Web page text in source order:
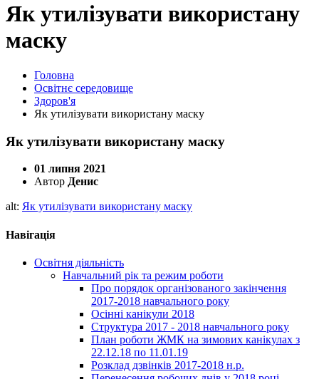
Як утилізувати використану
маску
Головна
Освітнє середовище
Здоров'я
Як утилізувати використану маску
Як утилізувати використану маску
01 липня 2021
Автор Денис
alt: Як утилізувати використану маску
Навігація
Освітня діяльність
Навчальний рік та режим роботи
Про порядок організованого закінчення
2017-2018 навчального року
Осінні канікули 2018
Структура 2017 - 2018 навчального року
План роботи ЖМК на зимових канікулах з
22.12.18 по 11.01.19
Розклад дзвінків 2017-2018 н.р.